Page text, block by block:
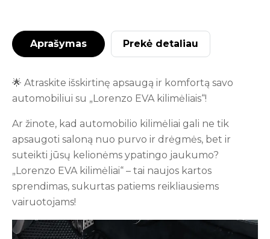
Aprašymas Prekė detaliau
🌟 Atraskite išskirtinę apsaugą ir komfortą savo
automobiliui su „Lorenzo EVA kilimėliais“!
Ar žinote, kad automobilio kilimėliai gali ne tik
apsaugoti saloną nuo purvo ir drėgmės, bet ir
suteikti jūsų kelionėms ypatingo jaukumo?
„Lorenzo EVA kilimėliai“ – tai naujos kartos
sprendimas, sukurtas patiems reikliausiems
vairuotojams!